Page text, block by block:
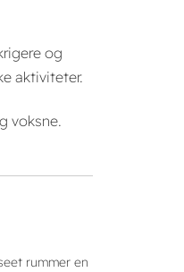
og
aktiviteter.
voksne.
rummer en